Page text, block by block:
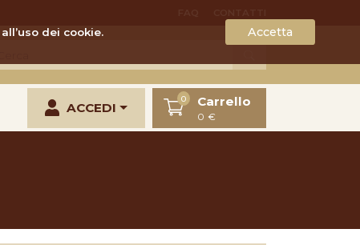
ACCEDI
0 Carrello
0 €
dei cookie. Accetta